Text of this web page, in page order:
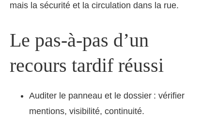
mais la sécurité et la circulation dans la rue.
Le pas-à-pas d’un
recours tardif réussi
Auditer le panneau et le dossier : vérifier
mentions, visibilité, continuité.